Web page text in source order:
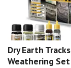
Dry Earth Tracks
Weathering Set